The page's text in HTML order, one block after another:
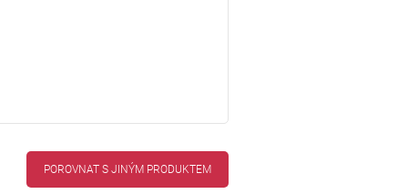
POROVNAT S JINÝM PRODUKTEM